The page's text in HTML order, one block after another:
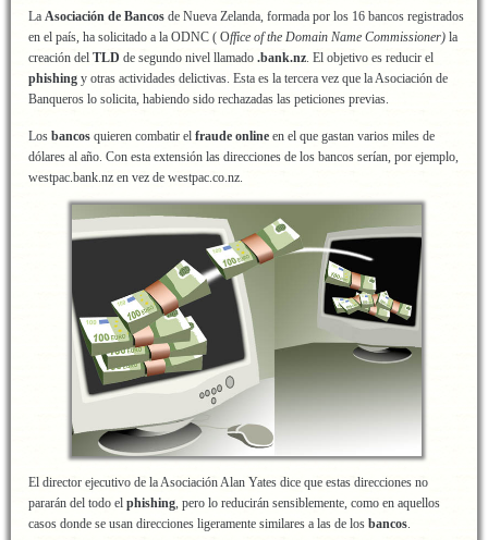
La Asociación de Bancos de Nueva Zelanda, formada por los 16 bancos registrados
en el país, ha solicitado a la ODNC ( Office of the Domain Name Commissioner) la
creación del TLD de segundo nivel llamado .bank.nz. El objetivo es reducir el
phishing y otras actividades delictivas. Esta es la tercera vez que la Asociación de
Banqueros lo solicita, habiendo sido rechazadas las peticiones previas.
Los bancos quieren combatir el fraude online en el que gastan varios miles de
dólares al año. Con esta extensión las direcciones de los bancos serían, por ejemplo,
westpac.bank.nz en vez de westpac.co.nz.
El director ejecutivo de la Asociación Alan Yates dice que estas direcciones no
pararán del todo el phishing, pero lo reducirán sensiblemente, como en aquellos
casos donde se usan direcciones ligeramente similares a las de los bancos.